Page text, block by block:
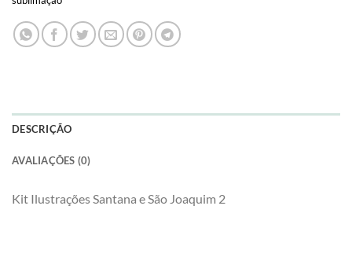
DESCRIÇÃO
AVALIAÇÕES (0)
Kit Ilustrações Santana e São Joaquim 2